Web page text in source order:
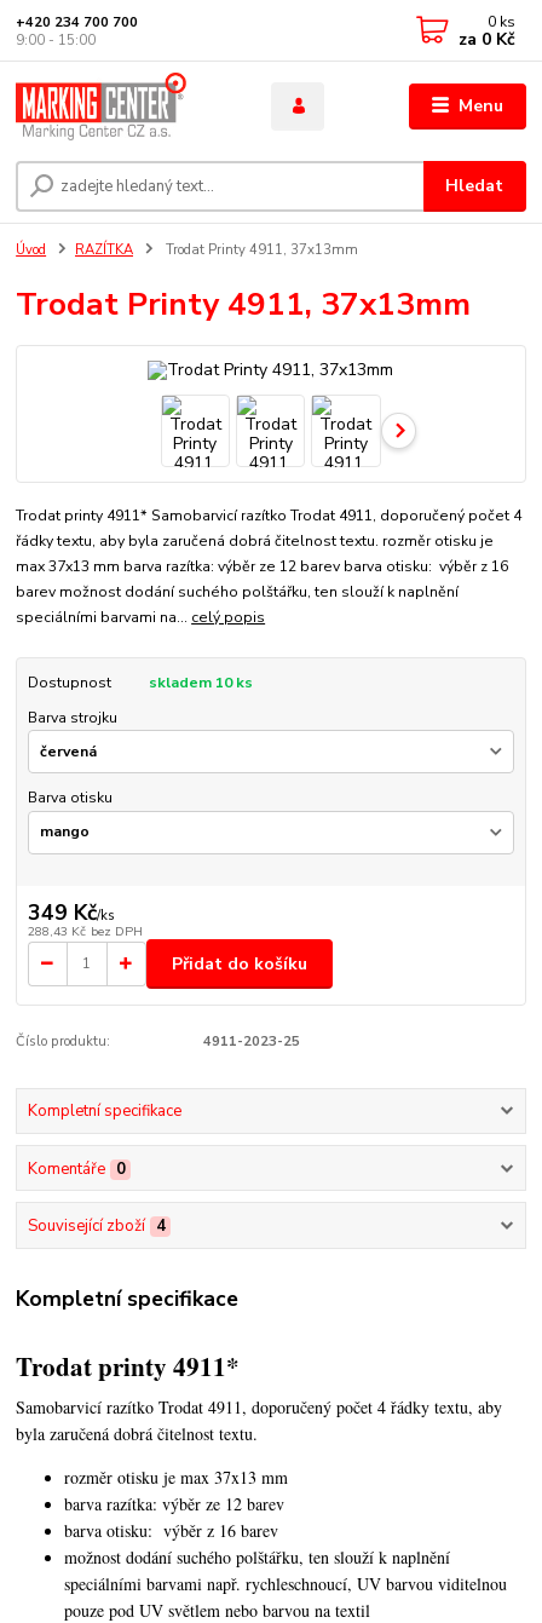
Menu
Hledat
+420 234 700 700
9:00 - 15:00
0 ks
za 0 Kč
Úvod RAZÍTKA Trodat Printy 4911, 37x13mm
Trodat Printy 4911, 37x13mm
Trodat printy 4911* Samobarvicí razítko Trodat 4911, doporučený počet 4
řádky textu, aby byla zaručená dobrá čitelnost textu. rozměr otisku je
max 37x13 mm barva razítka: výběr ze 12 barev barva otisku: výběr z 16
barev možnost dodání suchého polštářku, ten slouží k naplnění
speciálními barvami na... celý popis
Dostupnost
skladem 10 ks
Barva strojku
Barva otisku
349 Kč/ks
288,43 Kč bez DPH
Přidat do košíku
Číslo produktu: 4911-2023-25
Kompletní specifikace
Komentáře 0
Související zboží 4
Kompletní specifikace
Trodat printy 4911*
Samobarvicí razítko Trodat 4911, doporučený počet 4 řádky textu,aby
byla zaručená dobrá čitelnost textu.
rozměr otisku je max 37x13 mm
barva razítka: výběr ze 12 barev
barva otisku: výběr z 16 barev
možnost dodání suchého polštářku, ten slouží k naplnění
speciálními barvami např. rychleschnoucí, UV barvou viditelnou
pouze pod UV světlem nebo barvou na textil